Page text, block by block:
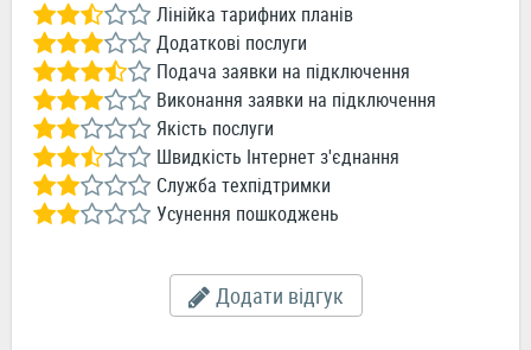
Лінійка тарифних планів
Додаткові послуги
Подача заявки на підключення
Виконання заявки на підключення
Якість послуги
Швидкість Інтернет з'єднання
Служба техпідтримки
Усунення пошкоджень
Додати відгук